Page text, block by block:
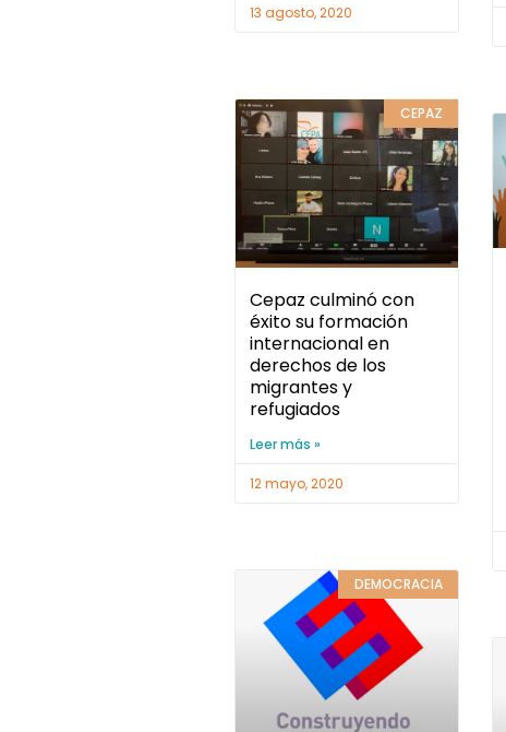
13 agosto, 2020
CEPAZ
Cepaz culminó con
éxito su formación
internacional en
derechos de los
migrantes y
refugiados
Leer más »
12 mayo, 2020
DEMOCRACIA